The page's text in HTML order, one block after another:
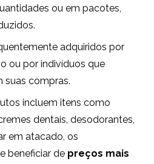
ou em pacotes,
adquiridos por
ou por indivíduos que
suas compras.
incluem itens como
dentais, desodorantes,
em atacado, os
beneficiar de preços mais